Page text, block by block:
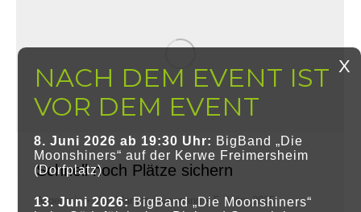
Schnell noch Plätze sichern
Allgemein VonMartina Overmann
5. März 2025
8. Juni 2026 ab 19:30 Uhr: BigBand „Die
Moonshiners“ auf der Kerwe Freimersheim
(Dorfplatz)
13. Juni 2026: BigBand „Die Moonshiners“